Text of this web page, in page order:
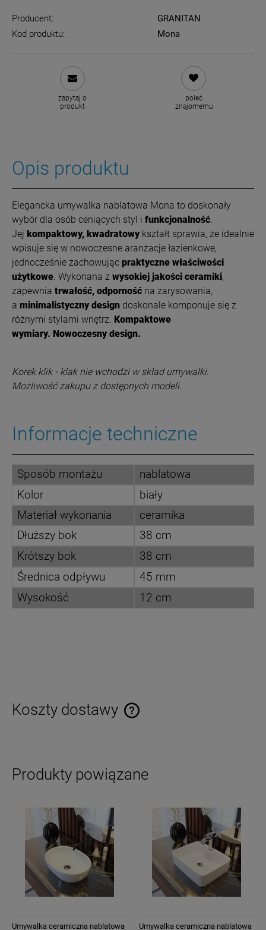
Producent:
GRANITAN
Kod produktu:
Mona
zapytaj o
produkt
poleć
znajomemu
Opis produktu
Elegancka umywalka nablatowa Mona to doskonały
wybór dla osób ceniących styl i funkcjonalność
Jej kompaktowy, kwadratowy kształt sprawia, że idealnie
wpisuje się w nowoczesne aranżacje łazienkowe,
jednocześnie zachowując praktyczne właściwości
użytkowe . Wykonana z wysokiej jakości ceramiki,
zapewnia trwałość, odporność na zarysowania,
a minimalistyczny design doskonale komponuje się z
różnymi stylami wnętrz. Kompaktowe
wymiary. Nowoczesny design.
Korek klik - klak nie wchodzi w skład umywalki.
Możliwość zakupu z dostępnych modeli.
Informacje techniczne
Sposób montażu
nablatowa
Kolor
biały
Materiał wykonania
ceramika
Dłuższy bok
38 cm
Krótszy bok
38 cm
Średnica odpływu
45 mm
Wysokość
12 cm
Koszty dostawy
Cena nie zawiera ewentualnych kosztów płatności
Produkty powiązane
Umywalka ceramiczna nablatowa
Umywalka ceramiczna nablatowa